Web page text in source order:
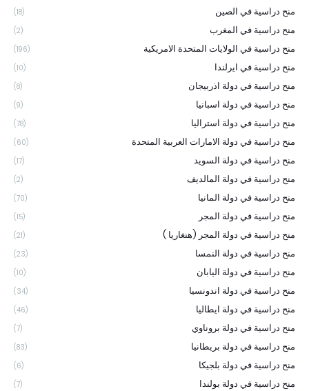
منح دراسية في الصين (18)
منح دراسية في المغرب (2)
منح دراسية في الولايات المتحدة الامريكية (196)
منح دراسية في ايرلندا (10)
منح دراسية في دولة اذربيجان (8)
منح دراسية في دولة اسبانيا (9)
منح دراسية في دولة استراليا (78)
منح دراسية في دولة الامارات العربية المتحدة (60)
منح دراسية في دولة السويد (17)
منح دراسية في دولة المالديف (2)
منح دراسية في دولة المانيا (70)
منح دراسية في دولة المجر (15)
منح دراسية في دولة المجر (هنغاريا ) (21)
منح دراسية في دولة النمسا (23)
منح دراسية في دولة اليابان (10)
منح دراسية في دولة اندونسيا (34)
منح دراسية في دولة ايطاليا (46)
منح دراسية في دولة بروناوي (7)
منح دراسية في دولة بريطانيا (83)
منح دراسية في دولة بلجيكا (6)
منح دراسية في دولة بولندا (7)